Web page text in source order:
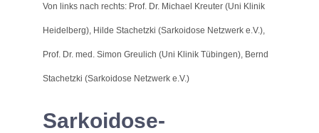
Von links nach rechts: Prof. Dr. Michael Kreuter (Uni Klinik
Heidelberg), Hilde Stachetzki (Sarkoidose Netzwerk e.V.),
Prof. Dr. med. Simon Greulich (Uni Klinik Tübingen), Bernd
Stachetzki (Sarkoidose Netzwerk e.V.)
Sarkoidose-